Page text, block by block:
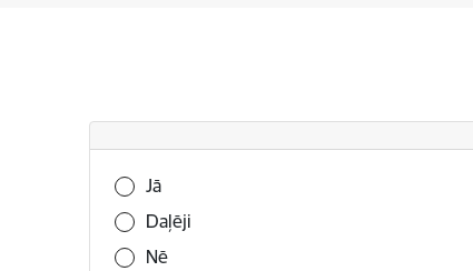
Vai šī informācija bija noderīga?
Jā
Daļēji
Nē